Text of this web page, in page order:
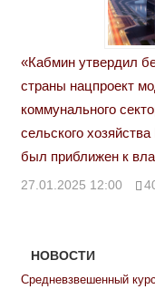
«Кабмин утвердил
страны нацпроект
коммунального
сельского
был приближен к
27.01.2025 12:00
НОВОСТИ
Средневзвешенный